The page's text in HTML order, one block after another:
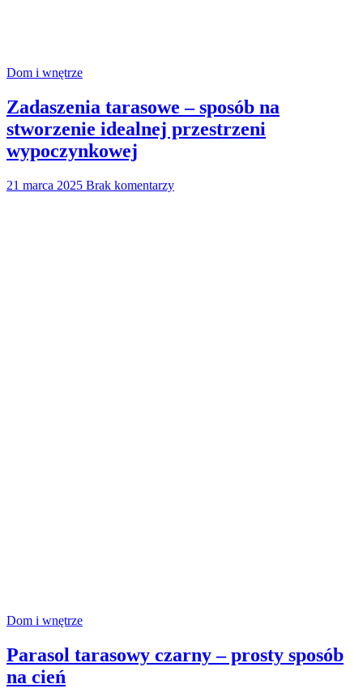
Dom i wnętrze
Zadaszenia tarasowe – sposób na
stworzenie idealnej przestrzeni
wypoczynkowej
21 marca 2025 Brak komentarzy
Dom i wnętrze
Parasol tarasowy czarny – prosty sposób
na cień